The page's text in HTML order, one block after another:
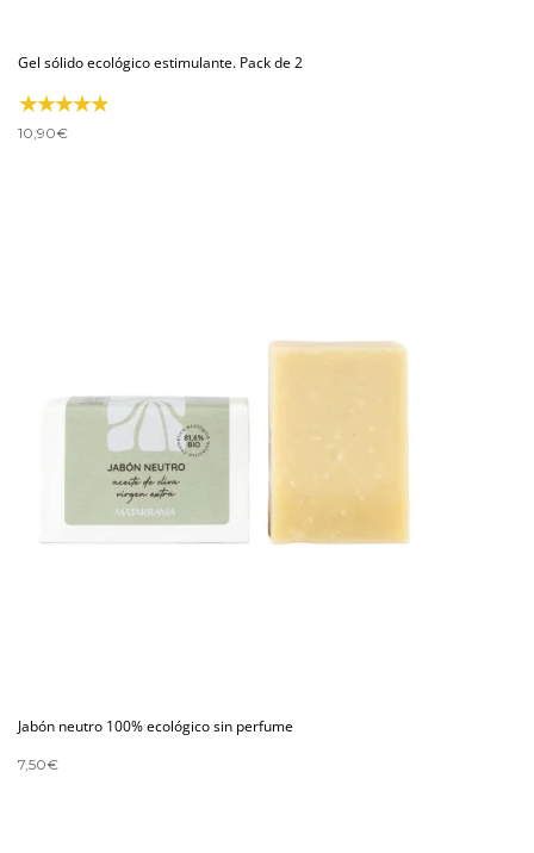
Gel sólido ecológico estimulante. Pack de 2
10,90€
Jabón neutro 100% ecológico sin perfume
7,50€